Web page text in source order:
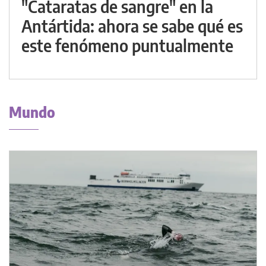
"Cataratas de sangre" en la
Antártida: ahora se sabe qué es
este fenómeno puntualmente
Mundo